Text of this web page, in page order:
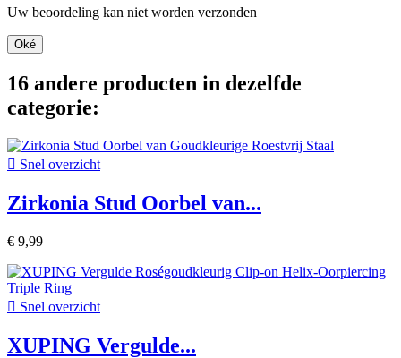
Uw beoordeling kan niet worden verzonden
Oké
16 andere producten in dezelfde
categorie:
 Snel overzicht
Zirkonia Stud Oorbel van...
€ 9,99
 Snel overzicht
XUPING Vergulde...